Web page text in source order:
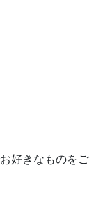
好きなものをご